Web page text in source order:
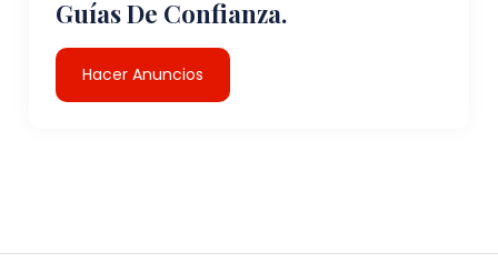
Guías De Confianza.
Hacer Anuncios